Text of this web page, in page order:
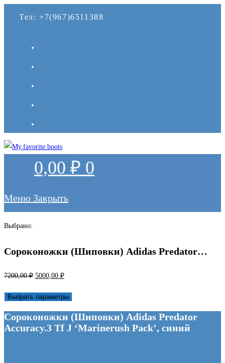
Тел: +7(967)6511388
0,00 ₽ 0
Меню Закрыть
Выбрано:
Сороконожки (Шиповки) Adidas Predator…
7200,00₽ Первоначальная
составляла
7200,00 ₽.
5000,00 ₽Текущая
5000,00 ₽.
Выбрать параметры
Сороконожки (Шиповки) Adidas Predator
Accuracy.3 Tf J ‘Marinerush Pack’, синий